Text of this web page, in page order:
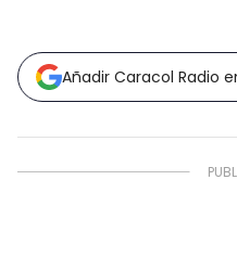
Añadir Caracol Radio